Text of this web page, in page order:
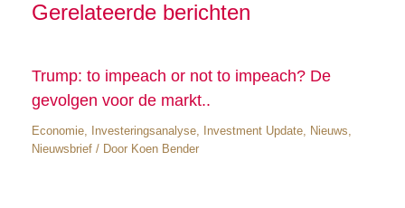
Gerelateerde berichten
Trump: to impeach or not to impeach? De
gevolgen voor de markt..
Economie, Investeringsanalyse, Investment Update, Nieuws
Nieuwsbrief/ Door Koen Bender